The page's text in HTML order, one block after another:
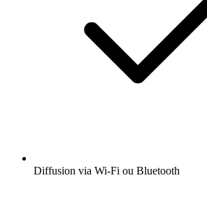
Diffusion via Wi-Fi ou Bluetooth